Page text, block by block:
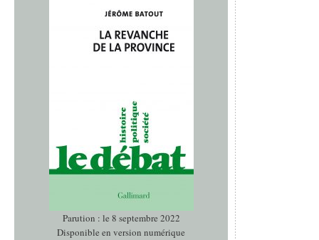
Parution : le 8 septembre 2022
Disponible en version numérique